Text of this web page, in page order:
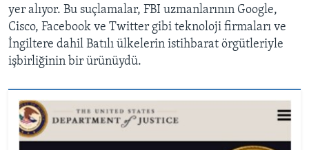
yer alıyor. Bu suçlamalar, FBI uzmanlarının Google,
Cisco, Facebook ve Twitter gibi teknoloji firmaları ve
İngiltere dahil Batılı ülkelerin istihbarat örgütleriyle
işbirliğinin bir ürünüydü. ​